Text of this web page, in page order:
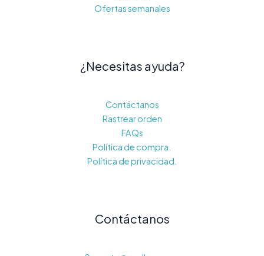
Ofertas semanales
¿Necesitas ayuda?
Contáctanos
Rastrear orden
FAQs
Política de compra.
Política de privacidad.
Contáctanos